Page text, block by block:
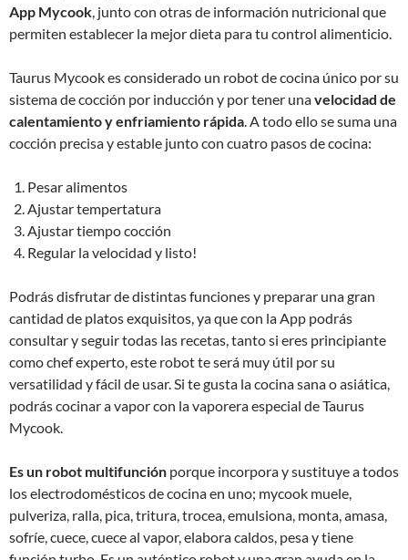
App Mycook , junto con otras de información nutricional que
permiten establecer la mejor dieta para tu control alimenticio.
Taurus Mycook es considerado un robot de cocina único por su
sistema de cocción por inducción y por tener unavelocidad de
calentamiento y enfriamiento rápida . A todo ello se suma una
cocción precisa y estable junto con cuatro pasos de cocina:
Pesar alimentos
Ajustar tempertatura
Ajustar tiempo cocción
Regular la velocidad y listo!
Podrás disfrutar de distintas funciones y preparar una gran
cantidad de platos exquisitos, ya que con la App podrás
consultar y seguir todas las recetas, tanto si eres principiante
como chef experto, este robot te será muy útil por su
versatilidad y fácil de usar. Si te gusta la cocina sana o asiática,
podrás cocinar a vapor con la vaporera especial de Taurus
Mycook.
Es un robot multifunción porque incorpora y sustituye a todos
los electrodomésticos de cocina en uno; mycook muele,
pulveriza, ralla, pica, tritura, trocea, emulsiona, monta, amasa,
sofríe, cuece, cuece al vapor, elabora caldos, pesa y tiene